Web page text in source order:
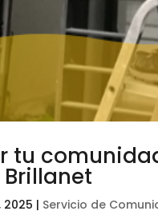
tu
2025 | Servicio de